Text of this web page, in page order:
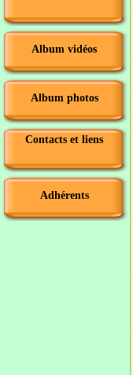
Album vidéos
Album photos
Contacts et liens
Adhérents